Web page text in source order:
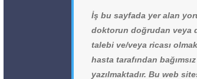
İş bu sayfada yer alan
doktorun doğrudan veya
talebi ve/veya ricası
hasta tarafından
yazılmaktadır. Bu web